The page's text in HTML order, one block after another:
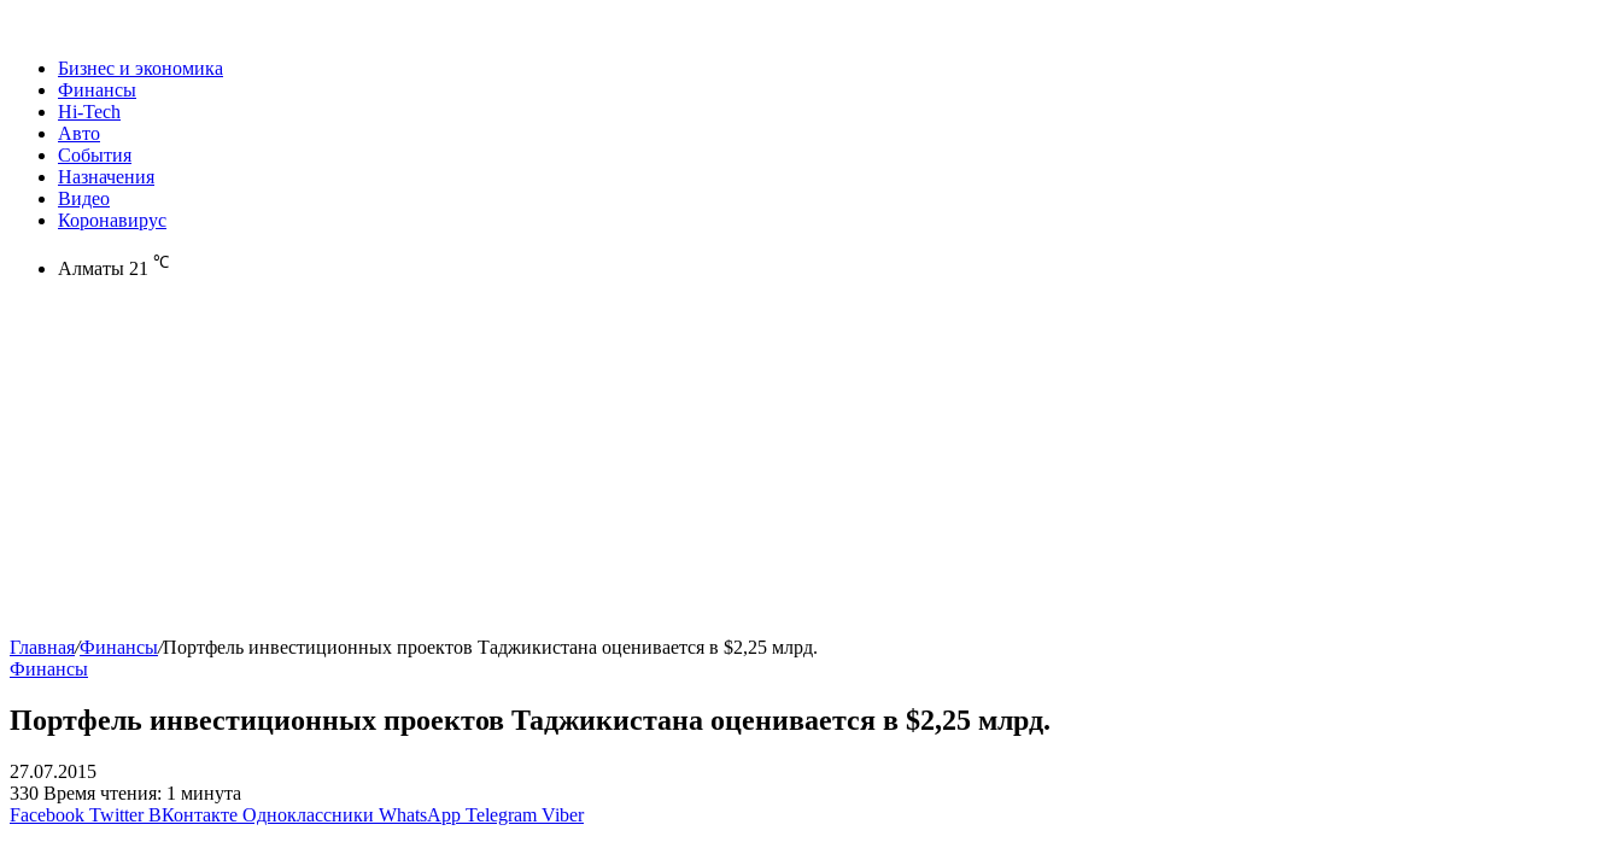
Бизнес и экономика
Финансы
Hi-Tech
Авто
События
Назначения
Видео
Коронавирус
Алматы 21 ℃
Главная/Финансы/Портфель инвестиционных проектов Таджикистана оценивается в $2,25 млрд.
Финансы
Портфель инвестиционных проектов Таджикистана оценивается в $2,25 млрд.
27.07.2015
330 Время чтения: 1 минута
Facebook Twitter ВКонтакте Одноклассники WhatsApp Telegram Viber